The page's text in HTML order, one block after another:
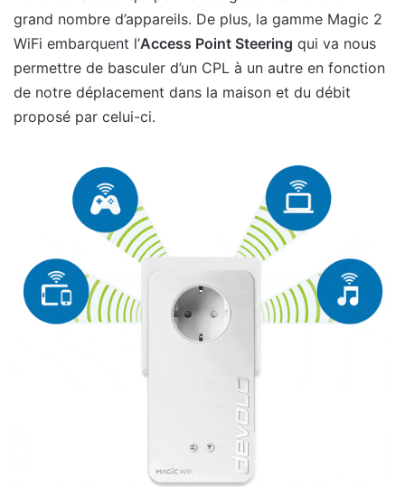
grand nombre d’appareils. De plus, la gamme Magic 2
WiFi embarquent l’Access Point Steering qui va nous
permettre de basculer d’un CPL à un autre en fonction
de notre déplacement dans la maison et du débit
proposé par celui-ci.